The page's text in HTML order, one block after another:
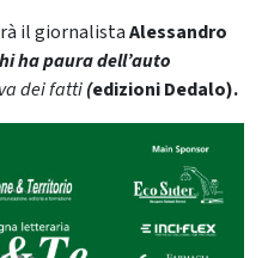
il giornalistaAlessandro
ha paura dell’auto
dei fatti(edizioni Dedalo).